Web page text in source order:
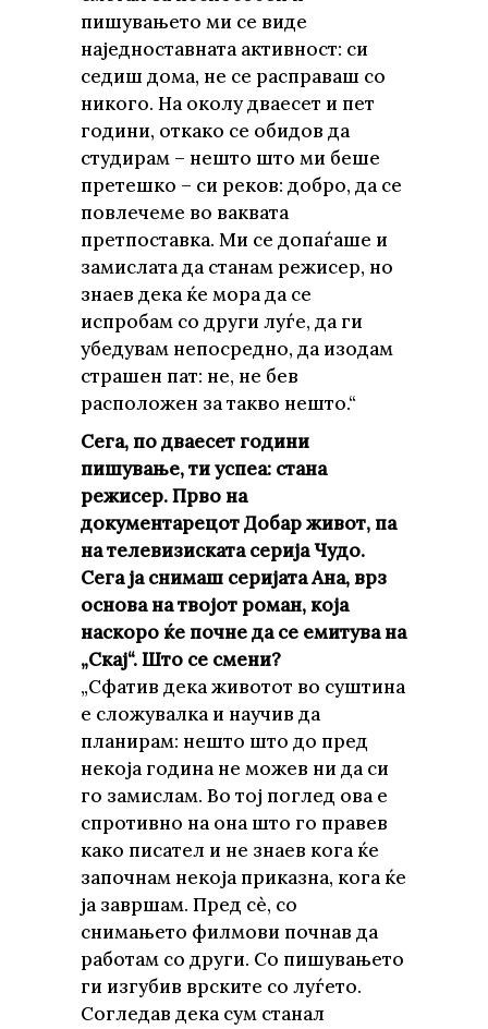
пишувањето ми се виде
наједноставната активност: си
седиш дома, не се расправаш со
никого. На околу дваесет и пет
години, откако се обидов да
студирам – нешто што ми беше
претешко – си реков: добро, да се
повлечеме во ваквата
претпоставка. Ми се допаѓаше и
замислата да станам режисер, но
знаев дека ќе мора да се
испробам со други луѓе, да ги
убедувам непосредно, да изодам
страшен пат: не, не бев
расположен за такво нешто.“
Сега, по дваесет години
пишување, ти успеа: стана
режисер. Прво на
документарецот Добар живот, па
на телевизиската серија Чудо.
Сега ја снимаш серијата Ана, врз
основа на твојот роман, која
наскоро ќе почне да се емитува на
„Скај“. Што се смени?
„Сфатив дека животот во суштина
е сложувалка и научив да
планирам: нешто што до пред
некоја година не можев ни да си
го замислам. Во тој поглед ова е
спротивно на она што го правев
како писател и не знаев кога ќе
започнам некоја приказна, кога ќе
ја завршам. Пред сè, со
снимањето филмови почнав да
работам со други. Со пишувањето
ги изгубив врските со луѓето.
Согледав дека сум станал